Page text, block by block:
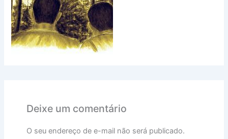
Deixe um comentário
O seu endereço de e-mail não será publicado.